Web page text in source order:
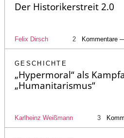
Der Historikerstreit 2.0
Felix Dirsch 2 Kommentare
GESCHICHTE
„Hypermoral“ als
„Humanitarismus“
Karlheinz Weißmann 3